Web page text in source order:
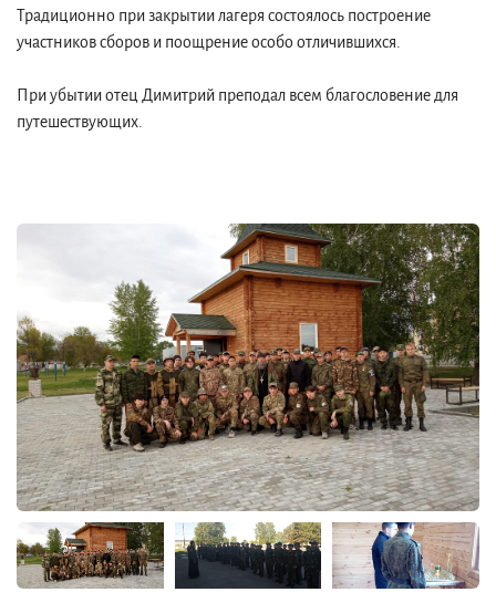
Традиционно при закрытии лагеря состоялось построение
участников сборов и поощрение особо отличившихся.
При убытии отец Димитрий преподал всем благословение для
путешествующих.